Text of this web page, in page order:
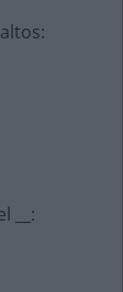
:
: